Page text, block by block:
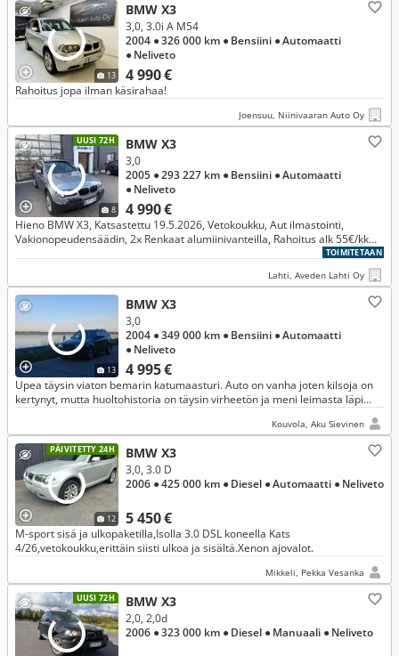
13
BMW X3
4 990 €
3,0, 3.0i A M54
2004 ● 326 000 km ● Bensiini ● Automaatti
● Neliveto
Rahoitus jopa ilman käsirahaa!
Joensuu, Niinivaaran Auto Oy
UUSI 72H
8
BMW X3
4 990 €
3,0
2005 ● 293 227 km ● Bensiini ● Automaatti
● Neliveto
Hieno BMW X3, Katsastettu 19.5.2026, Vetokoukku, Aut ilmastointi,
Vakionopeudensäädin, 2x Renkaat alumiinivanteilla, Rahoitus alk 55€/kk
TOIMITETAAN
Lahti, Aveden Lahti Oy
13
BMW X3
4 995 €
3,0
2004 ● 349 000 km ● Bensiini ● Automaatti
● Neliveto
Upea täysin viaton bemarin katumaasturi. Auto on vanha joten kilsoja on
kertynyt, mutta huoltohistoria on täysin virheetön ja meni leimasta läpi
Kouvola, Aku Sievinen
PÄIVITETTY 24H
12
BMW X3
5 450 €
3,0, 3.0 D
2006 ● 425 000 km ● Diesel ● Automaatti ● Neliveto
M-sport sisä ja ulkopaketilla,Isolla 3.0 DSL koneella Kats
4/26,vetokoukku,erittäin siisti ulkoa ja sisältä.Xenon ajovalot.
Mikkeli, Pekka Vesanka
UUSI 72H BMW X3
2,0, 2,0d
2006 ● 323 000 km ● Diesel ● Manuaali ● Neliveto